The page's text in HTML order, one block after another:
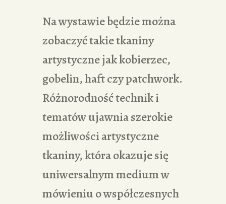
Na wystawie będzie można
zobaczyć takie tkaniny
artystyczne jak kobierzec,
gobelin, haft czy patchwork.
Różnorodność technik i
tematów ujawnia szerokie
możliwości artystyczne
tkaniny, która okazuje się
uniwersalnym medium w
mówieniu o współczesnych